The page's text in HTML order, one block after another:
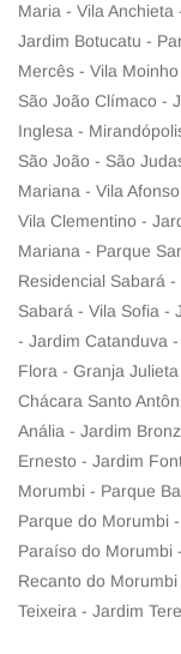
Maria - Vila
Jardim Botucatu -
Mercês - Vila
São João Clímaco -
Inglesa -
São João - São
Mariana - Vila
Vila Clementino -
Mariana - Parque
Residencial Sabará
Sabará - Vila Sofia -
- Jardim Catanduva
Flora - Granja
Chácara Santo
Anália - Jardim
Ernesto - Jardim
Morumbi - Parque
Parque do Morumbi
Paraíso do Morumbi
Recanto do
Teixeira - Jardim